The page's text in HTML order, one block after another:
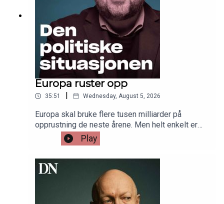
Europa ruster opp
35:51 Wednesday, August 5, 2026
Europa skal bruke flere tusen milliarder på
opprustning de neste årene. Men helt enkelt er
det ikke. Både politisk, økonomisk og industrielt
er det flere skjær i sjøen. Denne spesialutgaven
av DNs podcast Den politiske situasjonen handler
om Europas kronglete vei mot å kunne forsvare
seg selv uten USA. Med DNs kommentatorer
Simen Ekern og Sverre Strandhagen.
Programleder er politisk redaktør Frithjof
Play